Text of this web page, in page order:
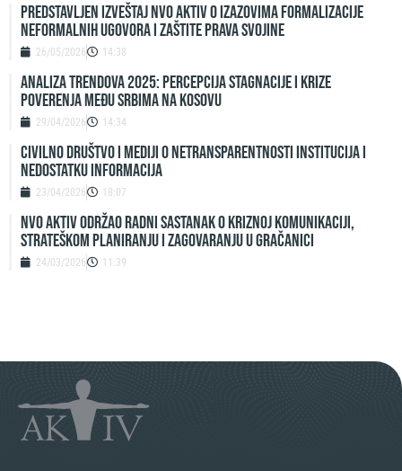
Predstavljen izveštaj NVO Aktiv o izazovima formalizacije
neformalnih ugovora i zaštite prava svojine
26/05/2026 14:38
ANALIZA TRENDOVA 2025: PERCEPCIJA STAGNACIJE I KRIZE
POVERENJA MEĐU SRBIMA NA KOSOVU
29/04/2026 14:34
Civilno društvo i mediji o netransparentnosti institucija i
nedostatku informacija
23/04/2026 18:07
NVO Aktiv održao radni sastanak o kriznoj komunikaciji,
strateškom planiranju i zagovaranju u Gračanici
24/03/2026 11:39